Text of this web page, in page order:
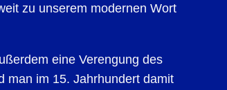
zu unserem modernen Wort
eine Verengung des
man im 15. Jahrhundert damit